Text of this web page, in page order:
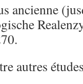
ancienne
autres